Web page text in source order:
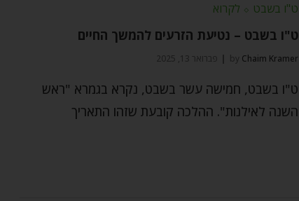
ט"ו בשבט ⬦ לקרוא
ט"ו בשבט – נטיעת הזרעים להמשך החיים
by Chaim Kramer פברואר 13, 2025
ט"ו בשבט, חמישה עשר בשבט, נקרא בגמרא "ראש
השנה לאילנות". ההלכה קובעת שזהו התאריך